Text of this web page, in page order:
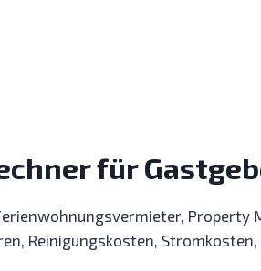
für
Property
Reinigungskosten,